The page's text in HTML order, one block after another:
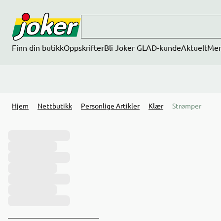
Finn din butikkOppskrifterBli Joker GLAD-kundeAktueltMer
Hjem Nettbutikk Personlige Artikler Klær Strømper